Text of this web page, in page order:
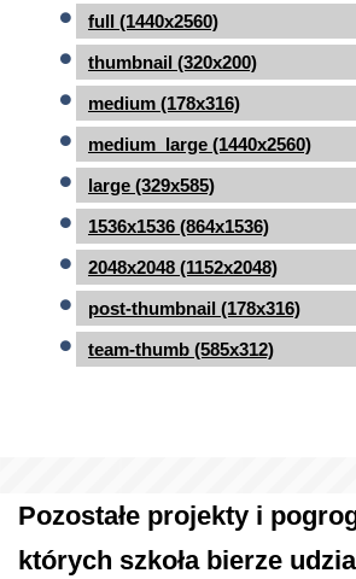
full (1440x2560)
thumbnail (320x200)
medium (178x316)
medium_large (1440x2560)
large (329x585)
1536x1536 (864x1536)
2048x2048 (1152x2048)
post-thumbnail (178x316)
team-thumb (585x312)
Pozostałe projekty i
których szkoła bierze